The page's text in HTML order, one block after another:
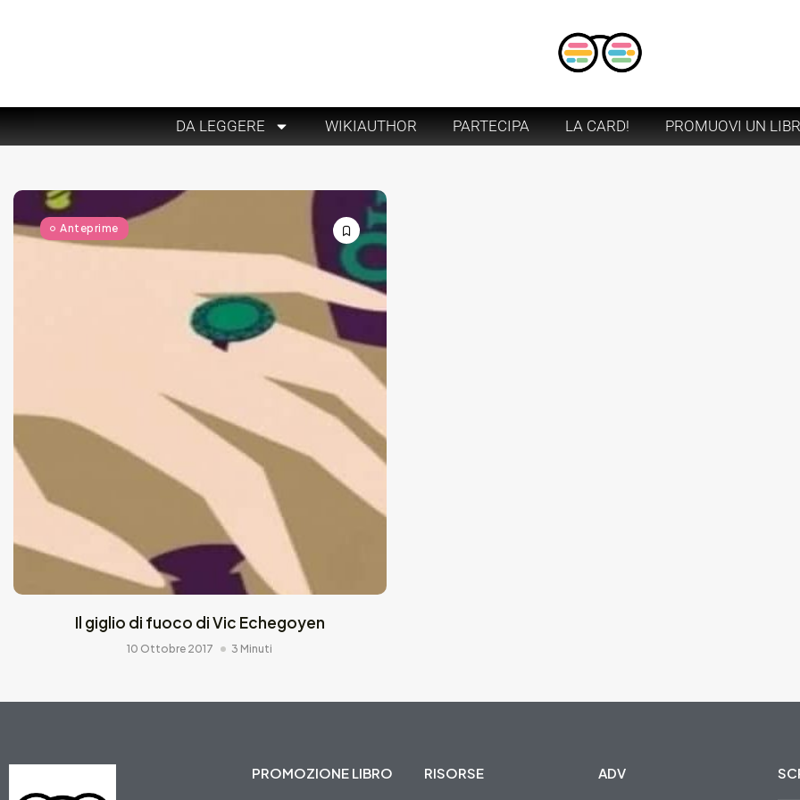
DA LEGGERE WIKIAUTHOR PARTECIPA LA CARD! PROMUOVI UN
Anteprime
Il giglio di fuoco di Vic Echegoyen
10 Ottobre 2017 3 Minuti
PROMOZIONE LIBRO RISORSE ADV